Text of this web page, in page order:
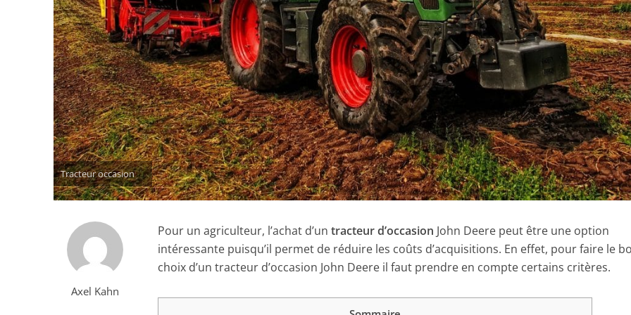
Tracteur occasion
Axel Kahn
Pour un agriculteur, l’achat d’untracteur d’occasion John Deere peut être une option
intéressante puisqu’il permet de réduire les coûts d’acquisitions. En effet, pour faire le
choix d’un tracteur d’occasion John Deere il faut prendre en compte certains critères.